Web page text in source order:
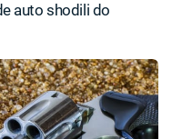
auto shodili do